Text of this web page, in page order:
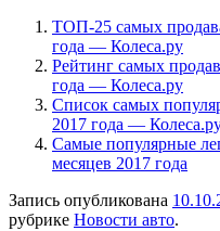
ТОП-25 самых
года — Колеса.ру
Рейтинг самых
года — Колеса.ру
Список самых
2017 года —
Самые популярные
месяцев 2017 года
Запись опубликована
рубрике Новости авто.